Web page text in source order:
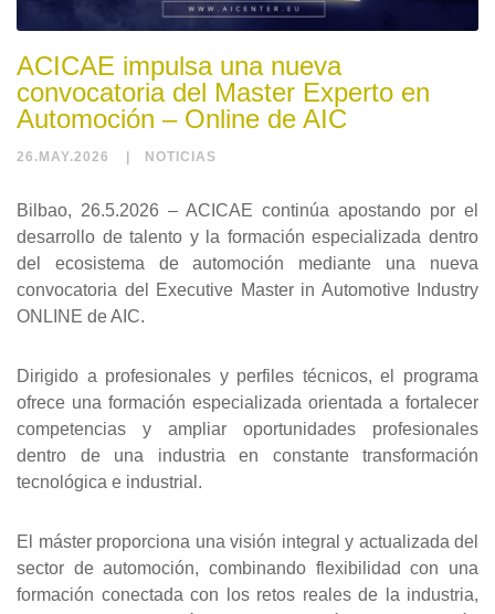
ACICAE impulsa una nueva
convocatoria del Master Experto en
Automoción – Online de AIC
26.MAY.2026 NOTICIAS
Bilbao, 26.5.2026 – ACICAE continúa apostando por el
desarrollo de talento y la formación especializada dentro
del ecosistema de automoción mediante una nueva
convocatoria del Executive Master in Automotive Industry
ONLINE de AIC.
Dirigido a profesionales y perfiles técnicos, el programa
ofrece una formación especializada orientada a fortalecer
competencias y ampliar oportunidades profesionales
dentro de una industria en constante transformación
tecnológica e industrial.
El máster proporciona una visión integral y actualizada del
sector de automoción, combinando flexibilidad con una
formación conectada con los retos reales de la industria,